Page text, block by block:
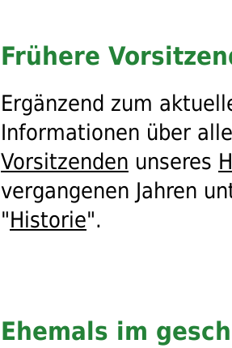
Frühere
Ergänzend zum
Informationen über
Vorsitzenden unseres
vergangenen Jahren
"Historie".
Ehemals im